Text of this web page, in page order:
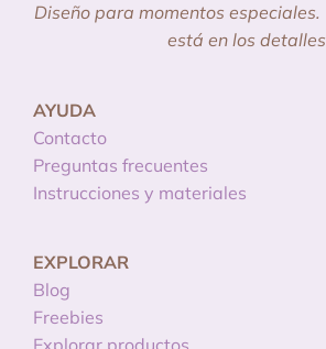
Diseño para momentos especiales.
está en los detalles
AYUDA
Contacto
Preguntas frecuentes
Instrucciones y materiales
EXPLORAR
Blog
Freebies